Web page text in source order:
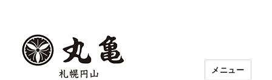
メニュー